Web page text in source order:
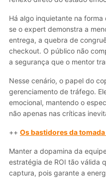
Há algo inquietante na
se o expert demonstra a
entrega, a quebra de
checkout. O público não
a segurança que o mentor
Nesse cenário, o papel do
gerenciamento de tráfego.
emocional, mantendo o
não apenas nas críticas
++ Os bastidores da
Manter a dopamina da
estratégia de ROI tão válida
captura, pois garante a